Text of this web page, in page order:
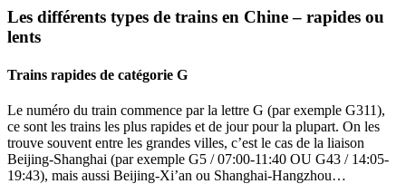
Les différents types de trains en Chine – rapides ou
lents
Trains rapides de catégorie G
Le numéro du train commence par la lettre G (par exemple G311),
ce sont les trains les plus rapides et de jour pour la plupart. On les
trouve souvent entre les grandes villes, c’est le cas de la liaison
Beijing-Shanghai (par exemple G5 / 07:00-11:40 OU G43 / 14:05-
19:43), mais aussi Beijing-Xi’an ou Shanghai-Hangzhou…